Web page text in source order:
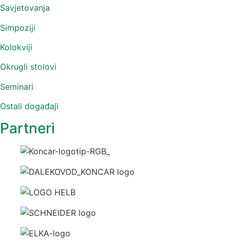
Savjetovanja
Simpoziji
Kolokviji
Okrugli stolovi
Seminari
Ostali događaji
Partneri